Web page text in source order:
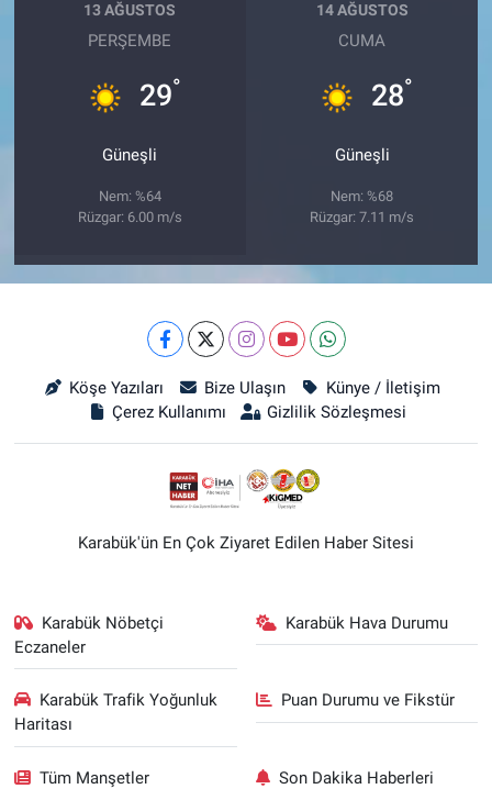
13 AĞUSTOS
PERŞEMBE
29°
Güneşli
Nem: %64
Rüzgar: 6.00 m/s
14 AĞUSTOS
CUMA
28°
Güneşli
Nem: %68
Rüzgar: 7.11 m/s
Köşe Yazıları Bize Ulaşın
Künye / İletişim
Çerez Kullanımı
Gizlilik Sözleşmesi
Karabük'ün En Çok Ziyaret Edilen Haber Sitesi
Karabük Nöbetçi
Eczaneler
Karabük Hava Durumu
Karabük Trafik Yoğunluk
Haritası
Puan Durumu ve Fikstür
Tüm Manşetler Son Dakika Haberleri